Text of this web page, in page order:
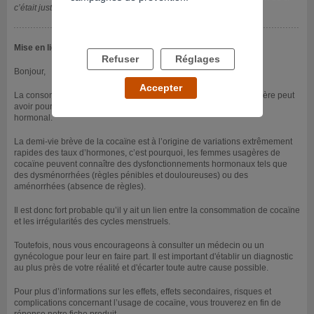
c’était juste psychologique / du hasard ?
Mise en ligne le 25/02/2025
Bonjour,
La consommation de cocaïne de manière occasionnelle ou régulière peut
avoir pour effets secondaires entre autres, un dysfonctionnement
hormonal.
La demi-vie brève de la cocaïne est à l’origine de variations extrêmement
rapides des taux d’hormones, c’est pourquoi, les femmes usagères de
cocaïne peuvent connaître des dysfonctionnements hormonaux tels que
des dysménorrhées (règles pénibles et douloureuses) ou des
aménorrhées (absence de règles).
Il est donc fort probable qu’il y ait un lien entre la consommation de cocaïne
et les irrégularités des cycles menstruels.
Toutefois, nous vous encourageons à consulter un médecin ou un
gynécologue pour leur en faire part. Il est important d'établir un diagnostic
au plus près de votre réalité et d'écarter toute autre cause possible.
Pour plus d’informations sur les effets, effets secondaires, risques et
complications concernant l’usage de cocaïne, vous trouverez en fin de
Refuser Réglages
Accepter